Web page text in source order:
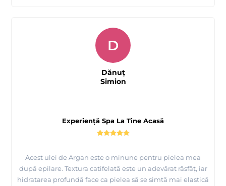
Experiență Spa La Tine Acasă
Acest ulei de Argan este o minune pentru pielea mea
după epilare. Textura catifelată este un adevărat răsfăț, iar
hidratarea profundă face ca pielea să se simtă mai elastică
D
Dănuț
Simion